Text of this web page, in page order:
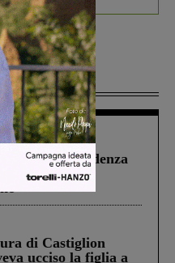
2026
oltre la scadenza
d’Italia: “Un
di Castiglion
ucciso la figlia a